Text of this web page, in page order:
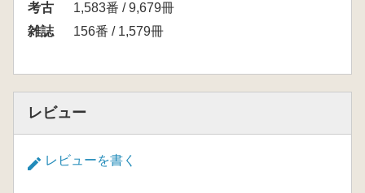
考古
1,583番 / 9,679冊
雑誌
156番 / 1,579冊
レビュー
レビューを書く